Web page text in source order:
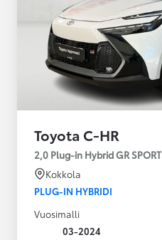
Toyota C-HR
2,0 Plug-in Hybrid GR SPORT
Kokkola
PLUG-IN HYBRIDI
Vuosimalli
03-2024